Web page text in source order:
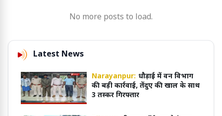
No more posts to load.
Latest News
Narayanpur: धौड़ाई में वन विभाग
की बड़ी कार्रवाई, तेंदुए की खाल के साथ
3 तस्कर गिरफ्तार